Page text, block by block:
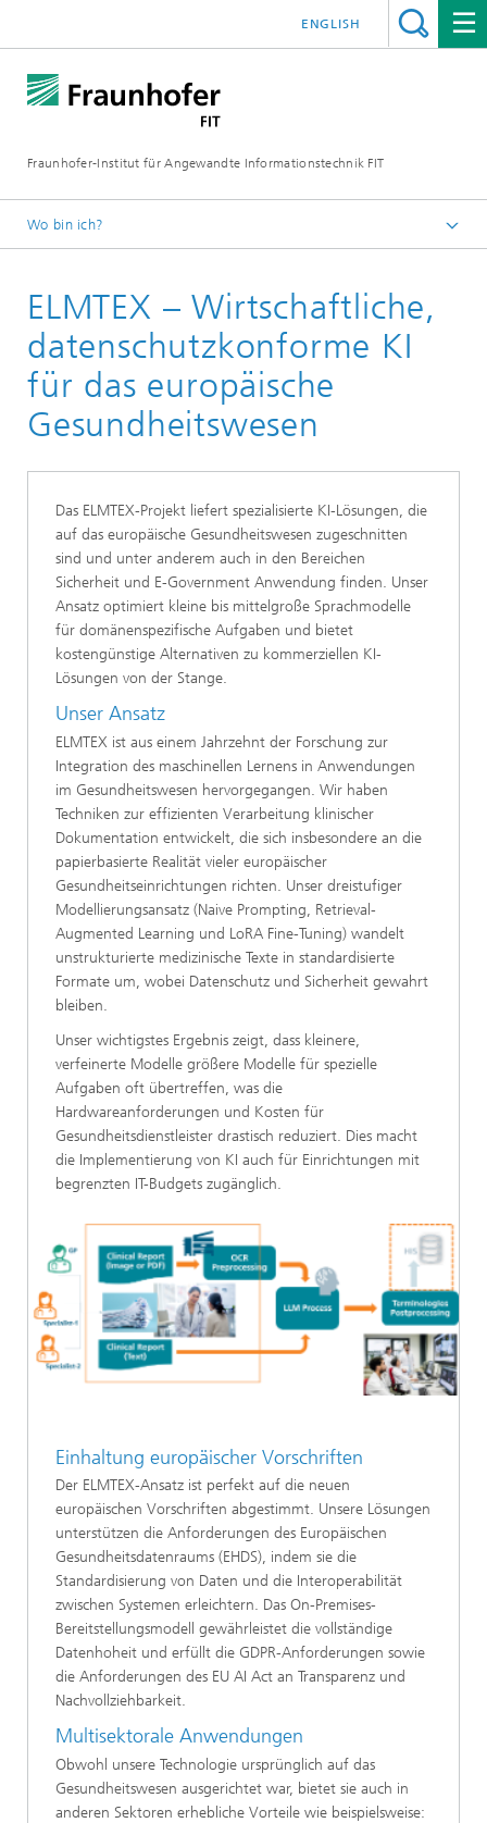
Fraunhofer-Institut für Angewandte Informationstechnik FIT
ENGLISH
Wo bin ich?
Geschäftsfelder
Digitale Gesundheit
ELMTEX – Wirtschaftliche,
datenschutzkonforme KI
für das europäische
Gesundheitswesen
Das ELMTEX-Projekt liefert spezialisierte KI-Lösungen, die
auf das europäische Gesundheitswesen zugeschnitten
sind und unter anderem auch in den Bereichen
Sicherheit und E-Government Anwendung finden. Unser
Ansatz optimiert kleine bis mittelgroße Sprachmodelle
für domänenspezifische Aufgaben und bietet
kostengünstige Alternativen zu kommerziellen KI-
Lösungen von der Stange.
Unser Ansatz
ELMTEX ist aus einem Jahrzehnt der Forschung zur
Integration des maschinellen Lernens in Anwendungen
im Gesundheitswesen hervorgegangen. Wir haben
Techniken zur effizienten Verarbeitung klinischer
Dokumentation entwickelt, die sich insbesondere an die
papierbasierte Realität vieler europäischer
Gesundheitseinrichtungen richten. Unser dreistufiger
Modellierungsansatz (Naive Prompting, Retrieval-
Augmented Learning und LoRA Fine-Tuning) wandelt
unstrukturierte medizinische Texte in standardisierte
Formate um, wobei Datenschutz und Sicherheit gewahrt
bleiben.
Unser wichtigstes Ergebnis zeigt, dass kleinere,
verfeinerte Modelle größere Modelle für spezielle
Aufgaben oft übertreffen, was die
Hardwareanforderungen und Kosten für
Gesundheitsdienstleister drastisch reduziert. Dies macht
die Implementierung von KI auch für Einrichtungen mit
begrenzten IT-Budgets zugänglich.
Einhaltung europäischer Vorschriften
Der ELMTEX-Ansatz ist perfekt auf die neuen
europäischen Vorschriften abgestimmt. Unsere Lösungen
unterstützen die Anforderungen des Europäischen
Gesundheitsdatenraums (EHDS), indem sie die
Standardisierung von Daten und die Interoperabilität
zwischen Systemen erleichtern. Das On-Premises-
Bereitstellungsmodell gewährleistet die vollständige
Datenhoheit und erfüllt die GDPR-Anforderungen sowie
die Anforderungen des EU AI Act an Transparenz und
Nachvollziehbarkeit.
Multisektorale Anwendungen
Obwohl unsere Technologie ursprünglich auf das
Gesundheitswesen ausgerichtet war, bietet sie auch in
anderen Sektoren erhebliche Vorteile wie beispielsweise: